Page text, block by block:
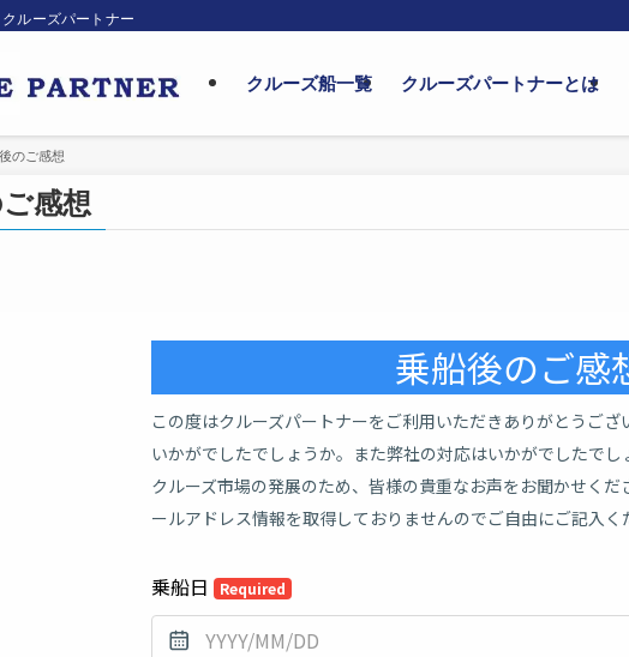
ルーズパートナー
クルーズ船一覧 クルーズパートナーとは
のご感想
感想